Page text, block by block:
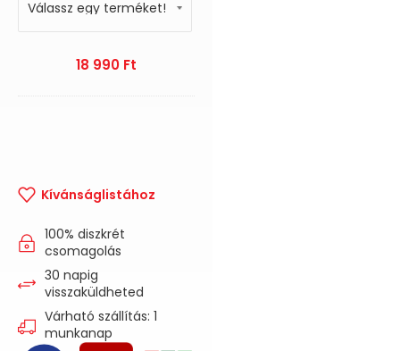
18 990 Ft
Kívánságlistához
100% diszkrét
csomagolás
30 napig
visszaküldheted
Várható szállítás: 1
munkanap